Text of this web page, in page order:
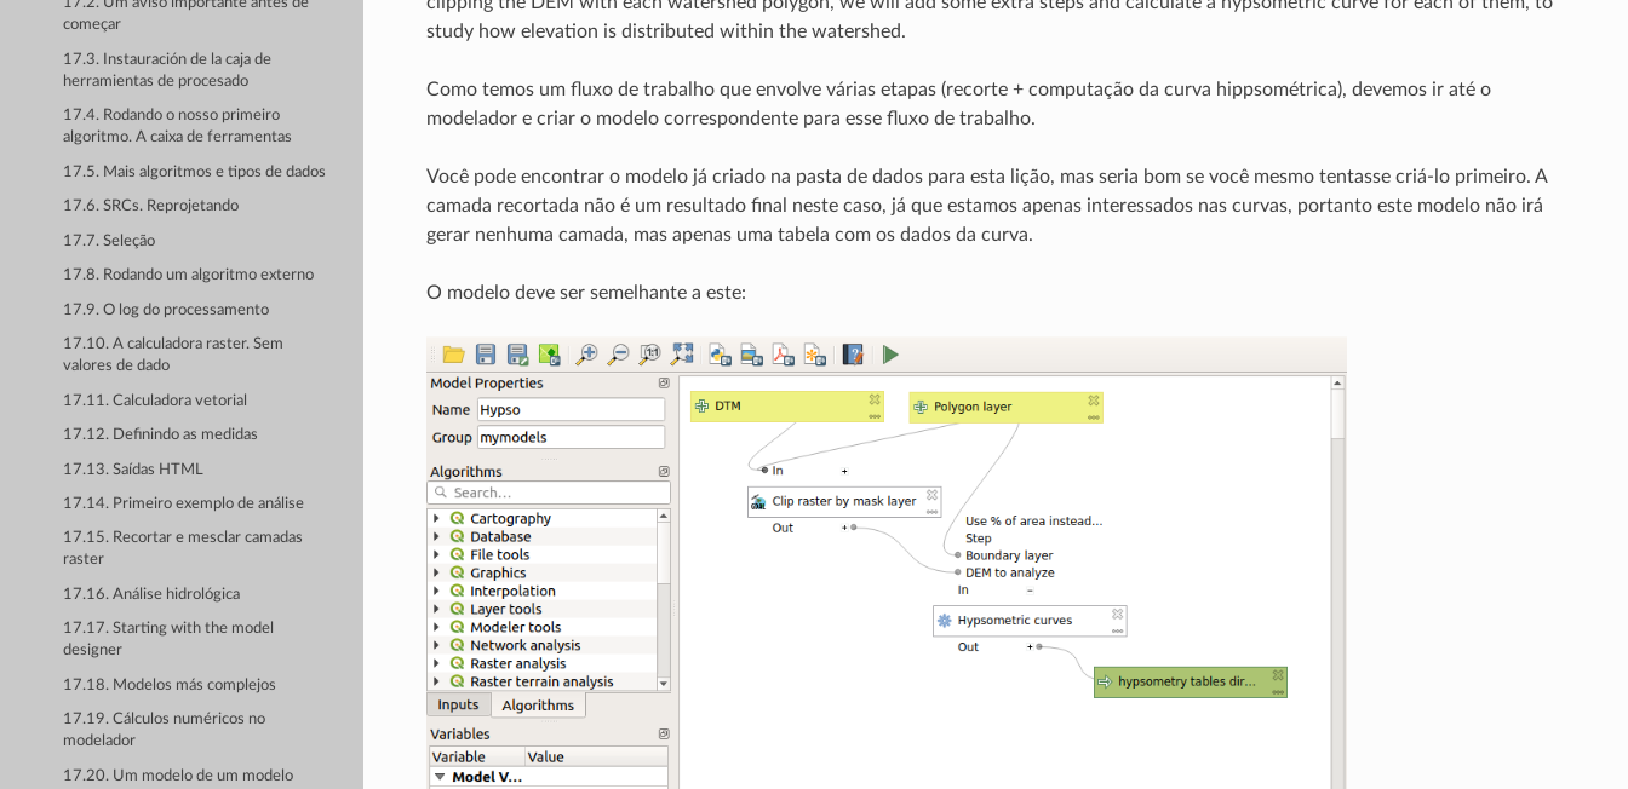
17.2. Um aviso importante antes de
começar
17.3. Instauración de la caja de
herramientas de procesado
17.4. Rodando o nosso primeiro
algoritmo. A caixa de ferramentas
17.5. Mais algoritmos e tipos de dados
17.6. SRCs. Reprojetando
17.7. Seleção
17.8. Rodando um algoritmo externo
17.9. O log do processamento
17.10. A calculadora raster. Sem
valores de dado
17.11. Calculadora vetorial
17.12. Definindo as medidas
17.13. Saídas HTML
17.14. Primeiro exemplo de análise
17.15. Recortar e mesclar camadas
raster
17.16. Análise hidrológica
17.17. Starting with the model
designer
17.18. Modelos más complejos
17.19. Cálculos numéricos no
modelador
17.20. Um modelo de um modelo
study how elevation is distributed within the watershed.
Como temos um fluxo de trabalho que envolve várias etapas (recorte + computação da curva hippsométrica), devemos ir até o
modelador e criar o modelo correspondente para esse fluxo de trabalho.
Você pode encontrar o modelo já criado na pasta de dados para esta lição, mas seria bom se você mesmo tentasse criá-lo primeiro. A
camada recortada não é um resultado final neste caso, já que estamos apenas interessados nas curvas, portanto este modelo não irá
gerar nenhuma camada, mas apenas uma tabela com os dados da curva.
O modelo deve ser semelhante a este: